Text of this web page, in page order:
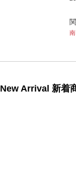
New Arrival 新着